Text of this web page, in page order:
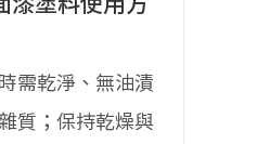
需乾淨、無油漬
質；保持乾燥與